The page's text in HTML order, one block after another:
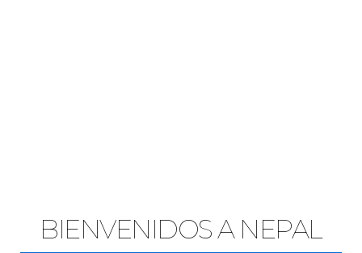
BIENVENIDOS A NEPAL